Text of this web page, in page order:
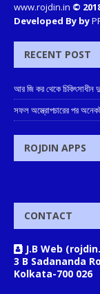
www.rojdin.in ©
Developed By by
RECENT POST
আর জি কর থেকে চিকিৎসাধীন
সফল অস্ত্রোপচারের পর
ROJDIN APPS
CONTACT
J.B Web
3 B Sadananda
Kolkata-700 026